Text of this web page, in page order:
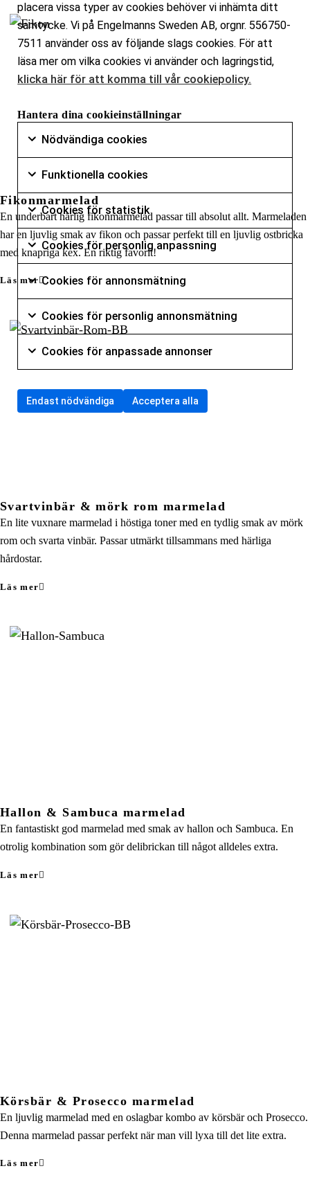
Fikonmarmelad
En underbart härlig fikonmarmelad passar till absolut allt. Marmeladen
har en ljuvlig smak av fikon och passar perfekt till en ljuvlig ostbricka
med knapriga kex. En riktig favorit!
Läs mer
Svartvinbär & mörk rom marmelad
En lite vuxnare marmelad i höstiga toner med en tydlig smak av mörk
rom och svarta vinbär. Passar utmärkt tillsammans med härliga
hårdostar.
Läs mer
Hallon & Sambuca marmelad
En fantastiskt god marmelad med smak av hallon och Sambuca. En
otrolig kombination som gör delibrickan till något alldeles extra.
Läs mer
Körsbär & Prosecco marmelad
En ljuvlig marmelad med en oslagbar kombo av körsbär och Prosecco.
Denna marmelad passar perfekt när man vill lyxa till det lite extra.
Läs mer
placera vissa typer av cookies behöver vi inhämta ditt
samtycke. Vi på Engelmanns Sweden AB, orgnr. 556750-
7511 använder oss av följande slags cookies. För att
läsa mer om vilka cookies vi använder och lagringstid,
klicka här för att komma till vår cookiepolicy.
Hantera dina cookieinställningar
Nödvändiga cookies
Markera för att samtycka till användning av
Funktionella cookies
Markera för att samtycka till användning av
Cookies för statistik
Markera för att samtycka till användning av
Cookies
Cookies för personlig anpassning
Markera för att samtycka till användning av
Cookies för annonsmätning
Markera för att samtycka till användning av
Cookies för personlig annonsmätning
Markera för att samtycka till användning av
Cookies för anpassade annonser
Markera för att samtycka till användning av
Endast nödvändiga Acceptera alla